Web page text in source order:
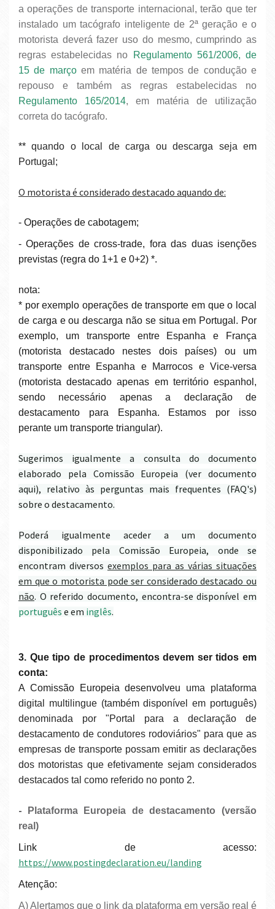
a operações de transporte internacional, terão que ter
instalado um tacógrafo inteligente de 2ª geração e o
motorista deverá fazer uso do mesmo, cumprindo as
regras estabelecidas no
Regulamento 561/2006, de
15 de marçoem matéria de tempos de condução e
repouso e também as regras estabelecidas no
Regulamento 165/2014, em matéria de utilização
correta do tacógrafo.
**quando o local de carga ou descarga seja em
Portugal;
O motorista é considerado destacado aquando de:
- Operações de cabotagem;
- Operações de cross-trade, fora das duas isenções
previstas (regra do 1+1 e 0+2) *.
nota:
* por exemplo operações de transporte em que o local
de carga e ou descarga não se situa em Portugal. Por
exemplo, um transporte entre Espanha e França
(motorista destacado nestes dois países) ou um
transporte entre Espanha e Marrocos e Vice-versa
(motorista destacado apenas em território espanhol,
sendo necessário apenas a declaração de
destacamento para Espanha. Estamos por isso
perante um transporte triangular).
Sugerimos igualmente a consulta do documento
elaborado pela Comissão Europeia (ver documento
aqui), relativo às perguntas mais frequentes (FAQ's)
sobre o destacamento.
Poderá igualmente aceder a um documento
disponibilizado pela Comissão Europeia, onde se
encontram diversos exemplos para as várias situações
em que o motorista pode ser considerado destacado ou
não. O referido documento, encontra-se disponível em
português e em inglês.
3. Que tipo de procedimentos devem ser tidos em
conta:
A Comissão Europeia desenvolveu uma plataforma
digital multilingue (também disponível em português)
denominada por "Portal para a declaração de
destacamento de condutores rodoviários" para que as
empresas de transporte possam emitir as declarações
dos motoristas que efetivamente sejam considerados
destacados tal como referido no ponto 2.
-
Plataforma Europeia de destacamento (versão
real)
Link de acesso:
https://www.postingdeclaration.eu/landing
Atenção:
a) Alertamos que o link da plataforma em versão real é